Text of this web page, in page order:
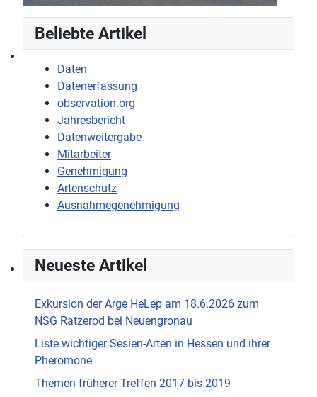
Beliebte Artikel
Daten
Datenerfassung
observation.org
Jahresbericht
Datenweitergabe
Mitarbeiter
Genehmigung
Artenschutz
Ausnahmegenehmigung
Neueste Artikel
Exkursion der Arge HeLep am 18.6.2026 zum
NSG Ratzerod bei Neuengronau
Liste wichtiger Sesien-Arten in Hessen und ihrer
Pheromone
Themen früherer Treffen 2017 bis 2019